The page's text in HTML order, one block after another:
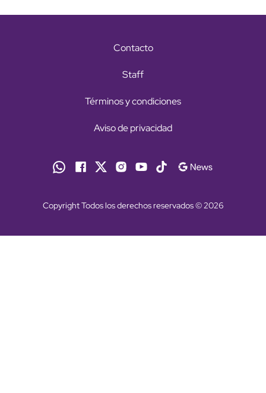
Contacto
Staff
Términos y condiciones
Aviso de privacidad
Copyright Todos los derechos reservados © 2026